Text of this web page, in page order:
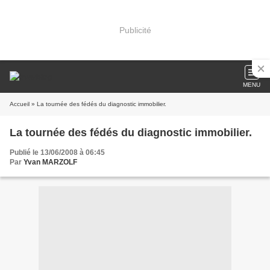
Publicité
MENU
Accueil » La tournée des fédés du diagnostic immobilier.
La tournée des fédés du diagnostic immobilier.
Publié le 13/06/2008 à 06:45
Par Yvan MARZOLF